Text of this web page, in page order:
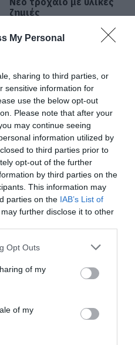
My Personal
sharing to third parties, or
sensitive information for
use the below opt-out
Please note that after your
may continue seeing
information utilized by
to third parties prior to
opt-out of the further
by third parties on the
This information may
parties on the IAB’s List of
further disclose it to other
uses one or more Google
behaviour. You may click to
and its third-party tags to
purposes in below Google
Opt Outs
of my
of my
από τη
Το
ζημιές
Τραγική κατάληξη είχε
η θαλάσσια εκδρομή
για 57χρονο τουρίστα
υπέστη καρδιακό